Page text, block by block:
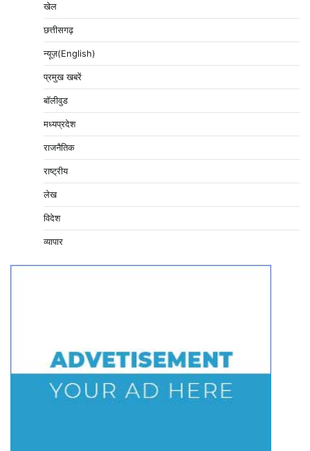
खेल
छत्तीसगढ़
न्यूज़(English)
प्रमुख खबरें
बॉलीवुड
मध्यप्रदेश
राजनैतिक
राष्ट्रीय
लेख
विदेश
व्यापार